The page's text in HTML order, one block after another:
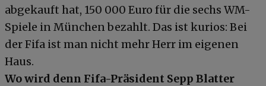
abgekauft hat, 150 000 Euro für die sechs WM-
Spiele in München bezahlt. Das ist kurios: Bei
der Fifa ist man nicht mehr Herr im eigenen
Haus.
Wo wird denn Fifa-Präsident Sepp Blatter